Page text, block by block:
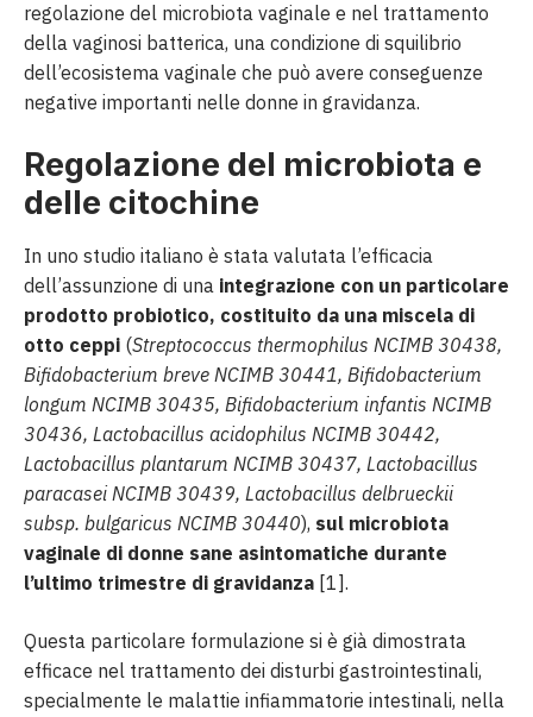
regolazione del microbiota vaginale e nel trattamento
della vaginosi batterica, una condizione di squilibrio
dell’ecosistema vaginale che può avere conseguenze
negative importanti nelle donne in gravidanza.
Regolazione del microbiota e
delle citochine
In uno studio italiano è stata valutata l’efficacia
dell’assunzione di una integrazione con un particolare
prodotto probiotico, costituito da una miscela di
otto ceppi (Streptococcus thermophilus NCIMB 30438,
Bifidobacterium breve NCIMB 30441, Bifidobacterium
longum NCIMB 30435, Bifidobacterium infantis NCIMB
30436, Lactobacillus acidophilus NCIMB 30442,
Lactobacillus plantarum NCIMB 30437, Lactobacillus
paracasei NCIMB 30439, Lactobacillus delbrueckii
subsp. bulgaricus NCIMB 30440), sul microbiota
vaginale di donne sane asintomatiche durante
l’ultimo trimestre di gravidanza [1].
Questa particolare formulazione si è già dimostrata
efficace nel trattamento dei disturbi gastrointestinali,
specialmente le malattie infiammatorie intestinali, nella